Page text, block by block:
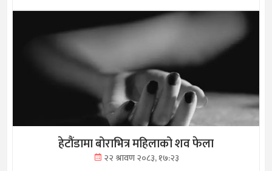
हेटौंडामा बोराभित्र महिलाको शव फेला
२२ श्रावण २०८३, १७:२३